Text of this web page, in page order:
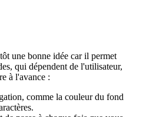
une bonne idée car il permet
qui dépendent de l'utilisateur,
à l'avance :
comme la couleur du fond